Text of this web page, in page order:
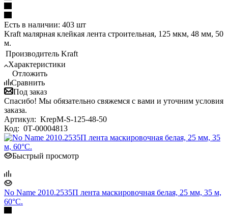
Есть в наличии: 403 шт
Kraft малярная клейкая лента строительная, 125 мкм, 48 мм, 50
м.
Производитель Kraft
Характеристики
Отложить
Сравнить
Под заказ
Спасибо! Мы обязательно свяжемся с вами и уточним условия
заказа.
Артикул: KrepM-S-125-48-50
Код: 0Т-00004813
Быстрый просмотр
No Name 2010.2535П лента маскировочная белая, 25 мм, 35 м,
60°С.